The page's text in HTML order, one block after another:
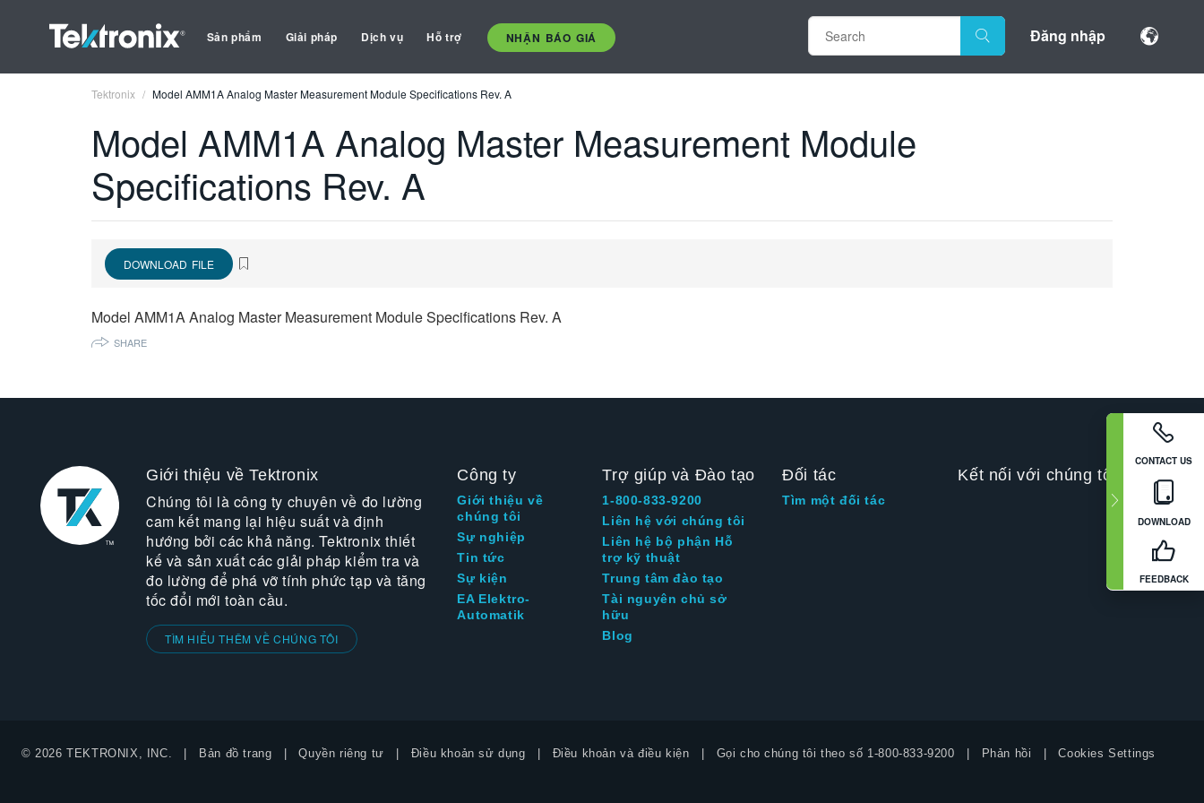
Sản phẩm Giải pháp Dịch vụ Hỗ trợ NHẬN BÁO GIÁ Đăng nhập
CONTACT US
DOWNLOAD
FEEDBACK
Tektronix Model AMM1A Analog Master Measurement Module Specifications Rev. A
Model AMM1A Analog Master Measurement Module
Specifications Rev. A
DOWNLOAD FILE
Model AMM1A Analog Master Measurement Module Specifications Rev. A
SHARE
Giới thiệu về Tektronix
Chúng tôi là công ty chuyên về đo lường
cam kết mang lại hiệu suất và định
hướng bởi các khả năng. Tektronix thiết
kế và sản xuất các giải pháp kiểm tra và
đo lường để phá vỡ tính phức tạp và tăng
tốc đổi mới toàn cầu.
TÌM HIỂU THÊM VỀ CHÚNG TÔI
Công ty
Giới thiệu về
chúng tôi
Sự nghiệp
Tin tức
Sự kiện
EA Elektro-
Automatik
Trợ giúp và Đào tạo
1-800-833-9200
Liên hệ với chúng tôi
Liên hệ bộ phận Hỗ
trợ kỹ thuật
Trung tâm đào tạo
Tài nguyên chủ sở
hữu
Blog
Đối tác
Tìm một đối tác
Kết nối với chúng tôi
© 2026 TEKTRONIX, INC. Bản đồ trang Quyền riêng tư Điều khoản sử dụng Điều khoản và điều kiện Gọi cho chúng tôi theo số 1-800-833-9200 Phản hồi Cookies Settings